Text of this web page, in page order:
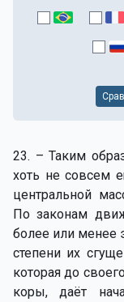
23. – Таким
хоть не совсем
центральной
По законам
более или менее
степени их
которая до
коры, даёт